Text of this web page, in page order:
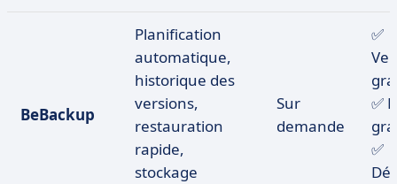
BeBackup
Planification
automatique,
historique des
versions,
restauration
rapide,
stockage
Sur
demande
✅
✅
✅